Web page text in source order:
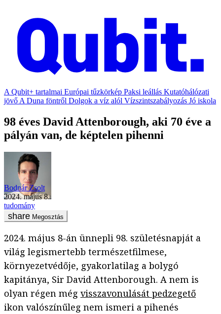
A Qubit+ tartalmai Európai tűzkörkép Paksi leállás Kutatóhálózati
jövő A Duna föntről Dolgok a víz alól Vízszintszabályozás Jó iskola
98 éves David Attenborough, aki 70 éve a
pályán van, de képtelen pihenni
Bodnár Zsolt
2024. május 8.
tudomány
Megosztás
2024. május 8-án ünnepli 98. születésnapját a
világ legismertebb természetfilmese,
környezetvédője, gyakorlatilag a bolygó
kapitánya, Sir David Attenborough. A nem is
olyan régen még visszavonulását pedzegető
ikon valószínűleg nem ismeri a pihenés